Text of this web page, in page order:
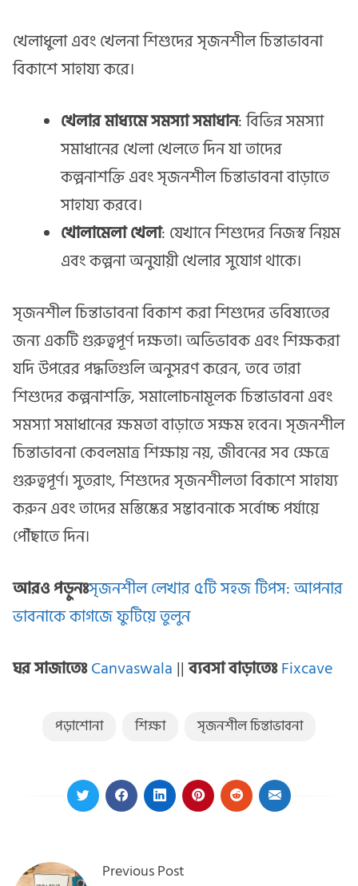
খেলাধুলা এবং খেলনা শিশুদের সৃজনশীল চিন্তাভাবনা
বিকাশে সাহায্য করে।
খেলার মাধ্যমে সমস্যা সমাধান: বিভিন্ন সমস্যা
সমাধানের খেলা খেলতে দিন যা তাদের
কল্পনাশক্তি এবং সৃজনশীল চিন্তাভাবনা বাড়াতে
সাহায্য করবে।
খোলামেলা খেলা: যেখানে শিশুদের নিজস্ব নিয়ম
এবং কল্পনা অনুযায়ী খেলার সুযোগ থাকে।
সৃজনশীল চিন্তাভাবনা বিকাশ করা শিশুদের ভবিষ্যতের
জন্য একটি গুরুত্বপূর্ণ দক্ষতা। অভিভাবক এবং শিক্ষকরা
যদি উপরের পদ্ধতিগুলি অনুসরণ করেন, তবে তারা
শিশুদের কল্পনাশক্তি, সমালোচনামূলক চিন্তাভাবনা এবং
সমস্যা সমাধানের ক্ষমতা বাড়াতে সক্ষম হবেন। সৃজনশীল
চিন্তাভাবনা কেবলমাত্র শিক্ষায় নয়, জীবনের সব ক্ষেত্রে
গুরুত্বপূর্ণ। সুতরাং, শিশুদের সৃজনশীলতা বিকাশে সাহায্য
করুন এবং তাদের মস্তিষ্কের সম্ভাবনাকে সর্বোচ্চ পর্যায়ে
পৌঁছাতে দিন।
আরও পড়ুনঃসৃজনশীল লেখার ৫টি সহজ টিপস: আপনার
ভাবনাকে কাগজে ফুটিয়ে তুলুন
ঘর সাজাতেঃCanvaswala ||ব্যবসা বাড়াতেঃFixcave
পড়াশোনা শিক্ষা সৃজনশীল চিন্তাভাবনা
Previous Post